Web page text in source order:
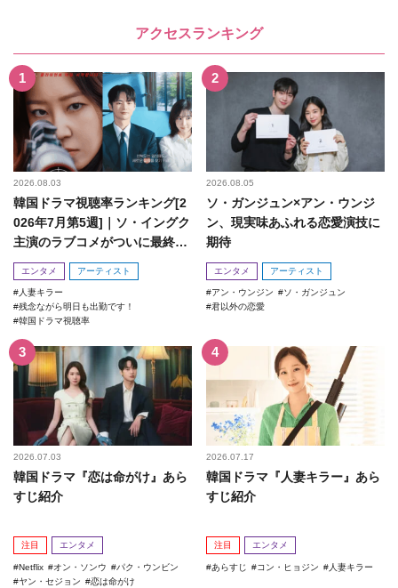
アクセスランキング
2026.08.03
韓国ドラマ視聴率ランキング[2
026年7月第5週]｜ソ・イングク
主演のラブコメがついに最終
回！
エンタメ アーティスト
人妻キラー
残念ながら明日も出勤です！
韓国ドラマ視聴率
2026.08.05
ソ・ガンジュン×アン・ウンジ
ン、現実味あふれる恋愛演技に
期待
エンタメ アーティスト
アン・ウンジン
ソ・ガンジュン
君以外の恋愛
2026.07.03
韓国ドラマ『恋は命がけ』あら
すじ紹介
注目 エンタメ
Netflix オン・ソンウ
パク・ウンビン
ヤン・セジョン
恋は命がけ
2026.07.17
韓国ドラマ『人妻キラー』あら
すじ紹介
注目 エンタメ
あらすじ コン・ヒョジン 人妻キラー